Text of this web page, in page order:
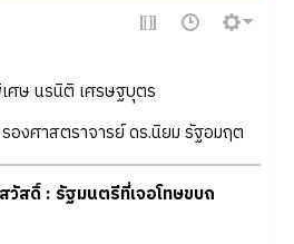
ศษ นรนิติ เศรษฐบุตร
งศาสตราจารย์ ดร.นิยม รัฐอมฤต
สดิ์ : รัฐมนตรีที่เจอโทษขบถ